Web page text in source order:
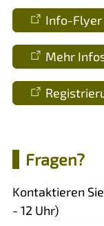
Info-Flyer
Mehr
Fragen?
Kontaktieren
- 12 Uhr)